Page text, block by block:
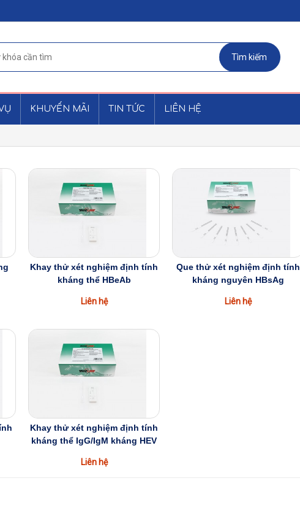
KHUYẾN MÃI TIN TỨC LIÊN HỆ
Khay thử xét nghiệm định tính
kháng thể HBeAb
Liên hệ
Que thử xét nghiệm định tính
kháng nguyên HBsAg
Liên hệ
Khay thử xét nghiệm định tính
kháng thể IgG/IgM kháng HEV
Liên hệ